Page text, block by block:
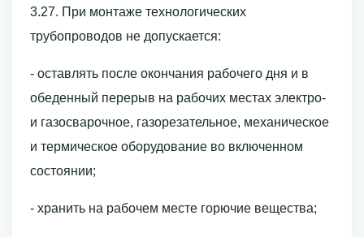
3.27. При монтаже технологических
трубопроводов не допускается:
- оставлять после окончания рабочего дня и в
обеденный перерыв на рабочих местах электро-
и газосварочное, газорезательное, механическое
и термическое оборудование во включенном
состоянии;
- хранить на рабочем месте горючие вещества;